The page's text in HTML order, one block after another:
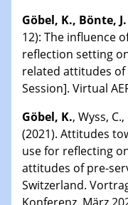
Göbel, K., Bönte,
12): The influence
reflection setting
related attitudes of
Session]. Virtual
Göbel, K., Wyss, C.,
(2021). Attitudes
use for reflecting
attitudes of pre-
Switzerland.